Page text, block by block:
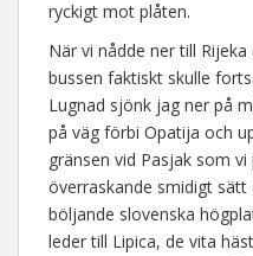
ryckigt mot plåten.
När vi nådde ner till
bussen faktiskt skulle
Lugnad sjönk jag ner på
på väg förbi Opatija och
gränsen vid Pasjak som
överraskande smidigt
böljande slovenska
leder till Lipica, de vita